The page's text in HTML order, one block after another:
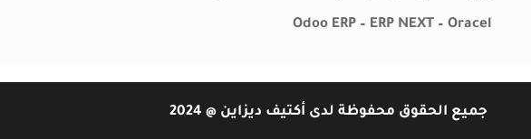
Odoo ERP – ERP NEXT – Oracel
جميع الحقوق محفوظة لدى أكتيف ديزاين @ 2024